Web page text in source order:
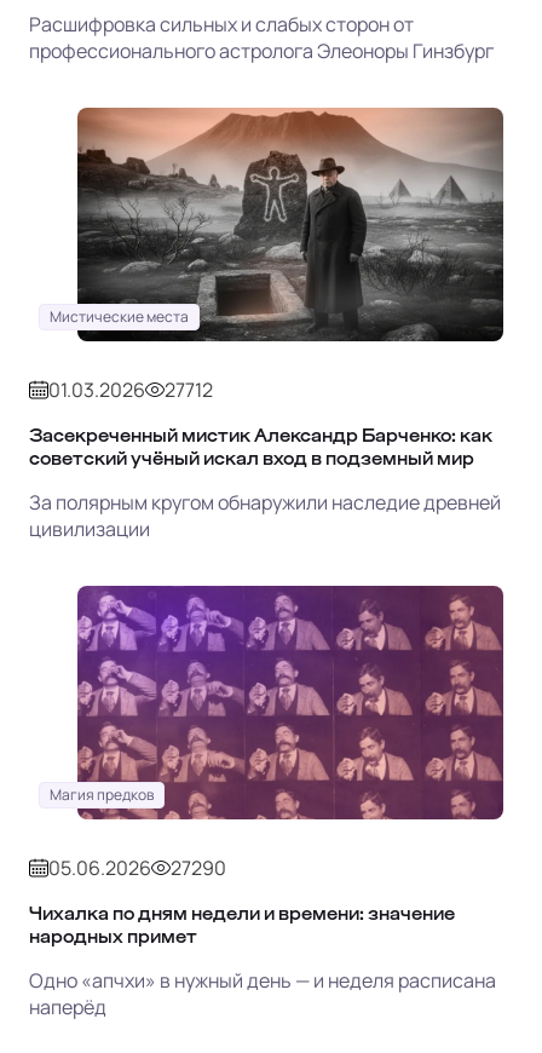
Расшифровка сильных и слабых сторон от
профессионального астролога Элеоноры Гинзбург
Мистические места
01.03.2026 27712
Засекреченный мистик Александр Барченко: как
советский учёный искал вход в подземный мир
За полярным кругом обнаружили наследие древней
цивилизации
Магия предков
05.06.2026 27290
Чихалка по дням недели и времени: значение
народных примет
Одно «апчхи» в нужный день — и неделя расписана
наперёд